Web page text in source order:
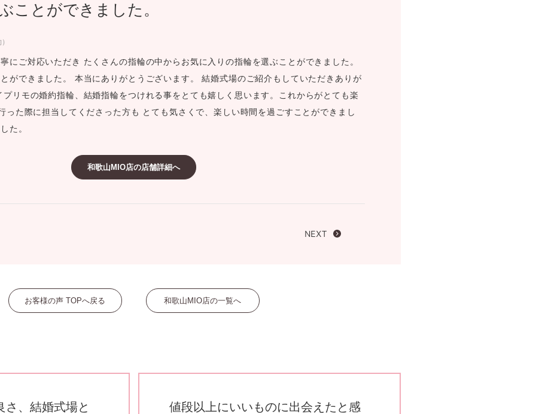
ダルアイテム
ーズサポート
プ
覧
予約について
ことができました。
にご対応いただき たくさんの指輪の中からお気に入りの指輪を選ぶことができました。
ができました。 本当にありがとうございます。 結婚式場のご紹介もしていただきありが
リモの婚約指輪、結婚指輪をつけれる事をとても嬉しく思います。これからがとても楽
た際に担当してくださった方も とても気さくで、楽しい時間を過ごすことができまし
た。
和歌山MIO店の店舗詳細へ
NEXT
お客様の声 TOPへ戻る 和歌山MIO店の一覧へ
さ、結婚式場と
値段以上にいいものに出会えたと感